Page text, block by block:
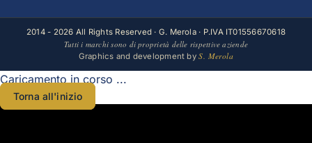
2014 - 2026 All Rights Reserved · G. Merola · P.IVA IT01556670618
Tutti i marchi sono di proprietà delle rispettive aziende
Graphics and development byS. Merola
Caricamento in corso ...
Torna all'inizio